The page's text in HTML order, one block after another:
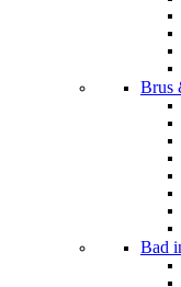
Brus
Bad